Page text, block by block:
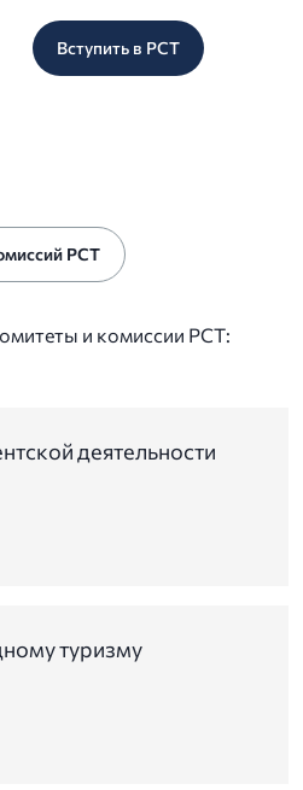
Вступить в РСТ
РСТ
и комиссии РСТ:
деятельности
туризму